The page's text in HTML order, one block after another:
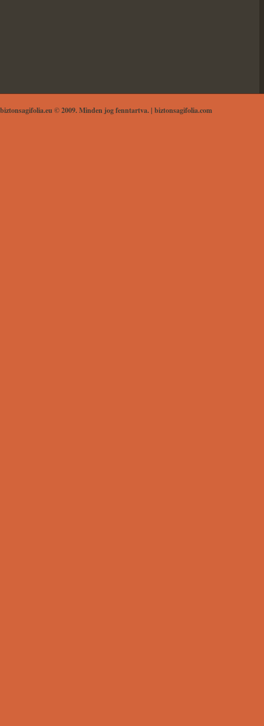
biztonsagifolia.eu © 2009. Minden jog fenntartva. | biztonsagifolia.com